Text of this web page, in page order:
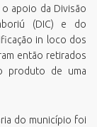
apoio da Divisão
(DIC) e do
in loco dos
então retirados
produto de uma
do município foi